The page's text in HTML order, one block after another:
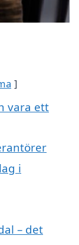
vara ett
i
– det